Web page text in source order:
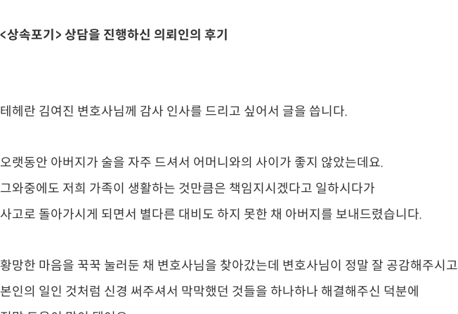
<상속포기> 상담을 진행하신 의뢰인의 후기
테헤란 김여진 변호사님께 감사 인사를 드리고 싶어서 글을 씁니다.
오랫동안 아버지가 술을 자주 드셔서 어머니와의 사이가 좋지 않았는데요.
그와중에도 저희 가족이 생활하는 것만큼은 책임지시겠다고 일하시다가
사고로 돌아가시게 되면서 별다른 대비도 하지 못한 채 아버지를 보내드렸습니다.
황망한 마음을 꾹꾹 눌러둔 채 변호사님을 찾아갔는데 변호사님이 정말 잘 공감해주시고
본인의 일인 것처럼 신경 써주셔서 막막했던 것들을 하나하나 해결해주신 덕분에